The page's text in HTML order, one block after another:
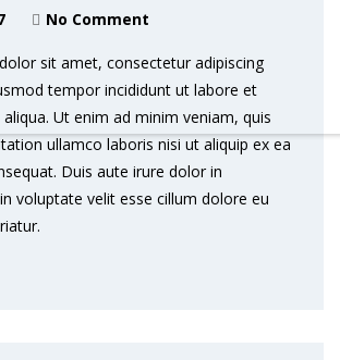
No Comment
sit amet, consectetur adipiscing
tempor incididunt ut labore et
Ut enim ad minim veniam, quis
ullamco laboris nisi ut aliquip ex ea
Duis aute irure dolor in
voluptate velit esse cillum dolore eu